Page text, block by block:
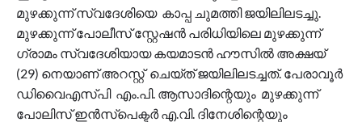
മുഴക്കുന്ന് സ്വദേശിയെ കാപ്പ ചുമത്തി ജയിലിലടച്ചു.
മുഴക്കുന്ന് പോലീസ് സ്റ്റേഷൻ പരിധിയിലെ മുഴക്കുന്ന്
ഗ്രാമം സ്വദേശിയായ കയമാടൻ ഹൗസിൽ അക്ഷയ്
(29) നെയാണ് അറസ്റ്റ് ചെയ്ത് ജയിലിലടച്ചത്. പേരാവൂർ
ഡിവൈഎസ്പി എം.പി. ആസാദിന്റെയും മുഴക്കുന്ന്
പോലിസ് ഇൻസ്‌പെക്ടർ എ.വി. ദിനേശിന്റെയും